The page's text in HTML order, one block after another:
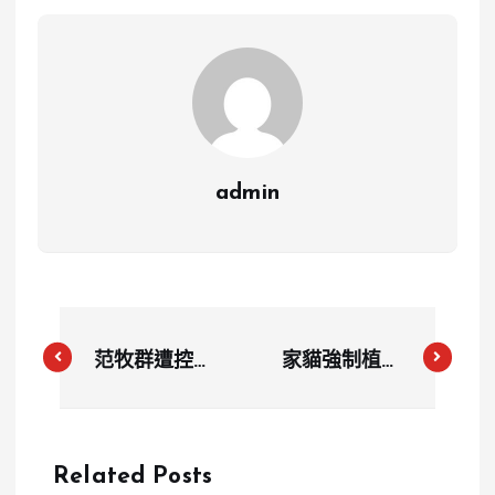
admin
范牧群遭控侵
Milch蛋糕合
家貓強制植入
Related Posts